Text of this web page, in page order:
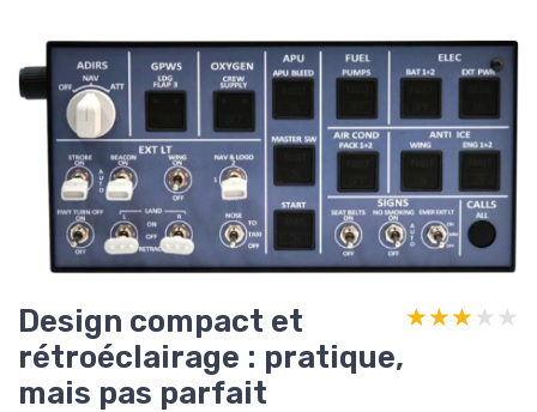
Design compact et
rétroéclairage : pratique,
mais pas parfait
★★★★★
★★★★★